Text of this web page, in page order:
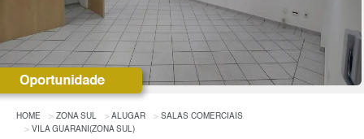
HOME ZONA SUL ALUGAR
SALAS COMERCIAIS
VILA GUARANI(ZONA SUL)